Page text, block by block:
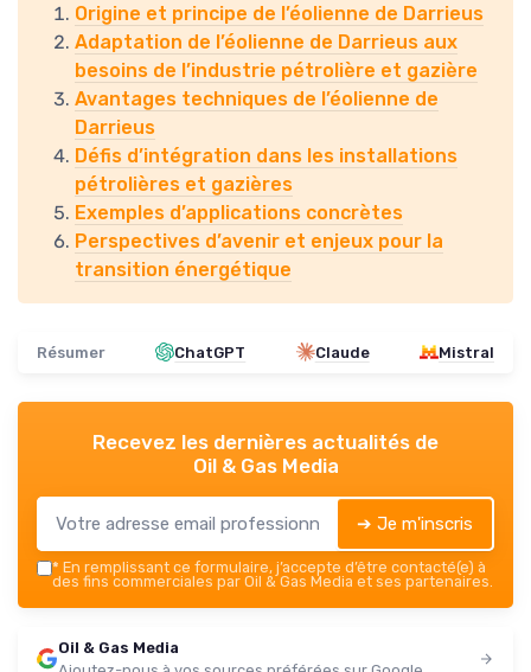
Origine et principe de l’éolienne de Darrieus
Adaptation de l’éolienne de Darrieus aux
besoins de l’industrie pétrolière et gazière
Avantages techniques de l’éolienne de
Darrieus
Défis d’intégration dans les installations
pétrolières et gazières
Exemples d’applications concrètes
Perspectives d’avenir et enjeux pour la
transition énergétique
Résumer ChatGPT Claude Mistral
Recevez les dernières actualités de
Oil & Gas Media
➔ Je m'inscris
* En remplissant ce formulaire, j’accepte d’être contacté(e) à
des fins commerciales par Oil & Gas Media et ses partenaires.
Oil & Gas Media